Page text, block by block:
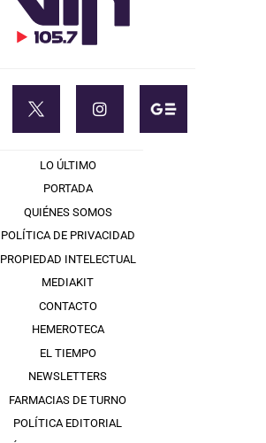
LO ÚLTIMO
PORTADA
QUIÉNES SOMOS
POLÍTICA DE PRIVACIDAD
PROPIEDAD INTELECTUAL
MEDIAKIT
CONTACTO
HEMEROTECA
EL TIEMPO
NEWSLETTERS
FARMACIAS DE TURNO
POLÍTICA EDITORIAL